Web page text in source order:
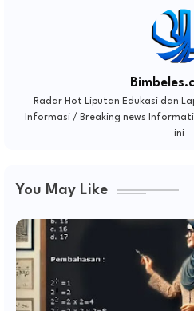
Radar Hot Liputan Edukasi dan
Informasi / Breaking news
ini
You May Like